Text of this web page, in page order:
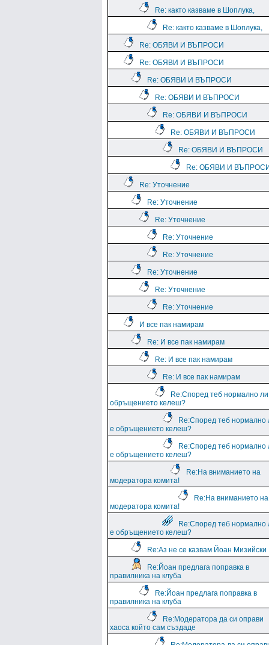
Re: както казваме в Шоплука,
Re: както казваме в Шоплука,
Re: ОБЯВИ И ВЪПРОСИ
Re: ОБЯВИ И ВЪПРОСИ
Re: ОБЯВИ И ВЪПРОСИ
Re: ОБЯВИ И ВЪПРОСИ
Re: ОБЯВИ И ВЪПРОСИ
Re: ОБЯВИ И ВЪПРОСИ
Re: ОБЯВИ И ВЪПРОСИ
Re: ОБЯВИ И
Re: Уточнение
Re: Уточнение
Re: Уточнение
Re: Уточнение
Re: Уточнение
Re: Уточнение
Re: Уточнение
Re: Уточнение
И все пак намирам
Re: И все пак намирам
Re: И все пак намирам
Re: И все пак намирам
Re:Според теб нормално
обръщението келеш?
Re:Според теб нормално
е обръщението келеш?
Re:Според теб нормално
е обръщението келеш?
Re:На вниманието на
модератора комита!
Re:На вниманието на
модератора комита!
Re:Според теб нормално
е обръщението келеш?
Re:Аз не се казвам Йоан Мизийски
Re:Йоан предлага поправка в
правилника на клуба
Re:Йоан предлага поправка в
правилника на клуба
Re:Модератора да си оправи
хаоса който сам създаде